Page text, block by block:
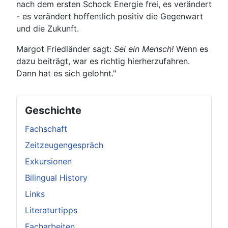
nach dem ersten Schock Energie frei, es verändert
- es verändert hoffentlich positiv die Gegenwart
und die Zukunft.
Margot Friedländer sagt: Sei ein Mensch! Wenn es
dazu beiträgt, war es richtig hierherzufahren.
Dann hat es sich gelohnt."
Geschichte
Fachschaft
Zeitzeugengespräch
Exkursionen
Bilingual History
Links
Literaturtipps